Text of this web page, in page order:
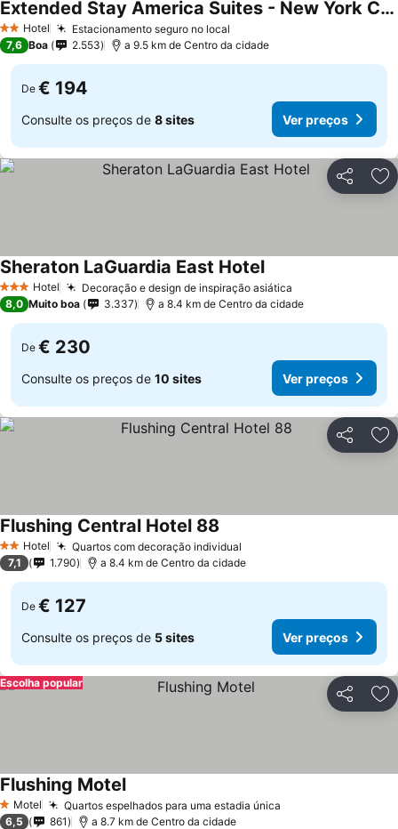
2 Estrelas
Hotel Estacionamento seguro no local
Extended Stay America Suites - New York City - LaGuardia Airport
7,6 Boa 2.553 a 9.5 km de Centro da cidade
De € 194
Consulte os preços de 8 sites Ver preços
Partilhar
3 EstrelasHotel Decoração e design de inspiração asiática
Sheraton LaGuardia East Hotel
8,0 Muito boa 3.337 a 8.4 km de Centro da cidade
De € 230
Consulte os preços de 10 sites Ver preços
Partilhar
2 Estrelas
Hotel Quartos com decoração individual
Flushing Central Hotel 88
7,1 1.790 a 8.4 km de Centro da cidade
De € 127
Consulte os preços de 5 sites Ver preços
Partilhar
Escolha popular
1 Estrelas
Motel Quartos espelhados para uma estadia única
Flushing Motel
6,5 861 a 8.7 km de Centro da cidade